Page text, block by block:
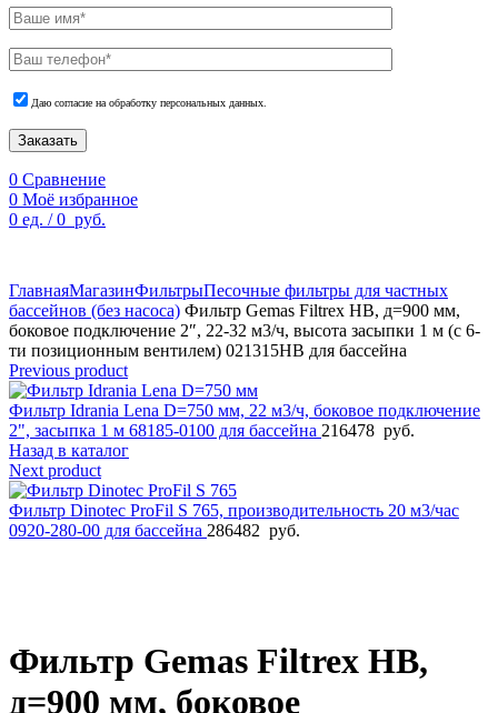
Даю согласие на обработку персональных данных.
Заказать
0 Сравнение
0 Моё избранное
0 ед. / 0 руб.
ГлавнаяМагазинФильтрыПесочные фильтры для частных
бассейнов (без насоса) Фильтр Gemas Filtrex HB, д=900 мм,
боковое подключение 2″, 22-32 м3/ч, высота засыпки 1 м (с 6-
ти позиционным вентилем) 021315HB для бассейна
Previous product
Фильтр Idrania Lena D=750 мм, 22 м3/ч, боковое подключение
2", засыпка 1 м 68185-0100 для бассейна 216478 руб.
Назад в каталог
Next product
Фильтр Dinotec ProFil S 765, производительность 20 м3/час
0920-280-00 для бассейна 286482 руб.
Фильтр Gemas Filtrex HB,
д=900 мм, боковое